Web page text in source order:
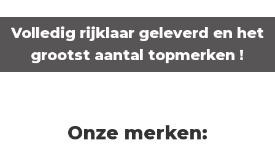
Volledig rijklaar geleverd en het
grootst aantal topmerken !
Onze merken: